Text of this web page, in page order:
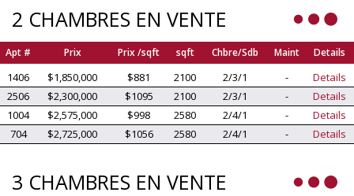
2 CHAMBRES EN VENTE
Apt # Prix Prix /sqft sqft Chbre/Sdb Maint Details
1406 $1,850,000 $881 2100 2/3/1 -
Details
2506
$2,300,000 $1095 2100 2/3/1 -
Details
1004
$2,575,000 $998 2580 2/4/1 -
Details
704
$2,725,000 $1056 2580 2/4/1 - Details
3 CHAMBRES EN VENTE